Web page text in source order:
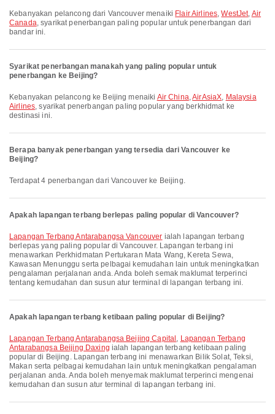
Kebanyakan pelancong dari Vancouver menaiki Flair Airlines,WestJet, Air
Canada, syarikat penerbangan paling popular untuk penerbangan dari
bandar ini.
Syarikat penerbangan manakah yang paling popular untuk
penerbangan ke Beijing?
Kebanyakan pelancong ke Beijing menaiki Air China,AirAsiaX, Malaysia
Airlines, syarikat penerbangan paling popular yang berkhidmat ke
destinasi ini.
Berapa banyak penerbangan yang tersedia dari Vancouver ke
Beijing?
Terdapat 4 penerbangan dari Vancouver ke Beijing.
Apakah lapangan terbang berlepas paling popular di Vancouver?
Lapangan Terbang Antarabangsa Vancouver ialah lapangan terbang
berlepas yang paling popular di Vancouver. Lapangan terbang ini
menawarkan Perkhidmatan Pertukaran Mata Wang, Kereta Sewa,
Kawasan Menunggu serta pelbagai kemudahan lain untuk meningkatkan
pengalaman perjalanan anda. Anda boleh semak maklumat terperinci
tentang kemudahan dan susun atur terminal di lapangan terbang ini.
Apakah lapangan terbang ketibaan paling popular di Beijing?
Lapangan Terbang Antarabangsa Beijing Capital , Lapangan Terbang
Antarabangsa Beijing Daxing ialah lapangan terbang ketibaan paling
popular di Beijing. Lapangan terbang ini menawarkan Bilik Solat, Teksi,
Makan serta pelbagai kemudahan lain untuk meningkatkan pengalaman
perjalanan anda. Anda boleh menyemak maklumat terperinci mengenai
kemudahan dan susun atur terminal di lapangan terbang ini.